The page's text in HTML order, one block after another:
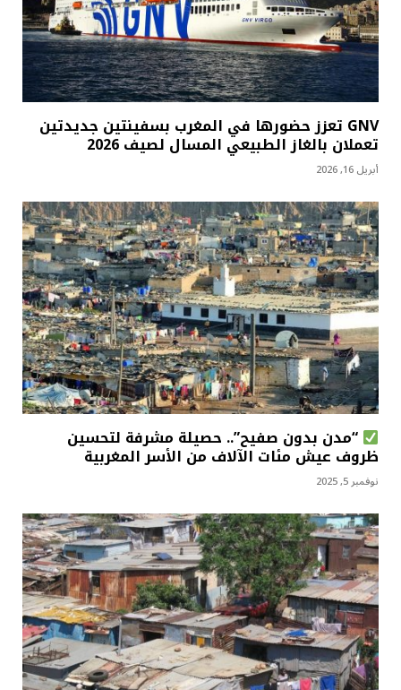
GNV تعزز حضورها في المغرب بسفينتين جديدتين
تعملان بالغاز الطبيعي المسال لصيف 2026
أبريل 16, 2026
“مدن بدون صفيح”.. حصيلة مشرفة لتحسين
ظروف عيش مئات الآلاف من الأسر المغربية
نوفمبر 5, 2025